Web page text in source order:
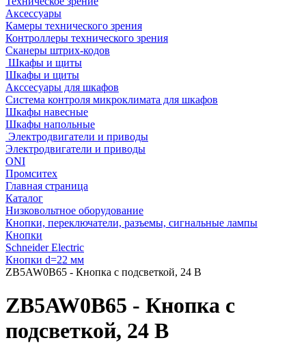
Аксессуары
Камеры технического зрения
Контроллеры технического зрения
Сканеры штрих-кодов
Шкафы и щиты
Шкафы и щиты
Акссесуары для шкафов
Система контроля микроклимата для шкафов
Шкафы навесные
Шкафы напольные
Электродвигатели и приводы
Электродвигатели и приводы
ONI
Промситех
Главная страница
Каталог
Низковольтное оборудование
Кнопки, переключатели, разъемы, сигнальные лампы
Кнопки
Schneider Electric
Кнопки d=22 мм
ZB5AW0B65 - Кнопка с подсветкой, 24 В
ZB5AW0B65 - Кнопка с
подсветкой, 24 В